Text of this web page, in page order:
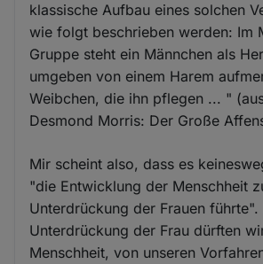
klassische Aufbau eines solchen
wie folgt beschrieben werden: Im
Gruppe steht ein Männchen als
umgeben von einem Harem
Weibchen, die ihn pflegen ... "
Desmond Morris: Der Große
Mir scheint also, dass es
"die Entwicklung der Menschheit
Unterdrückung der Frauen führte".
Unterdrückung der Frau dürften
Menschheit, von unseren